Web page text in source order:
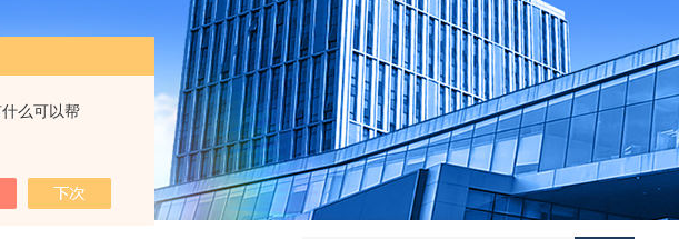
么可以帮